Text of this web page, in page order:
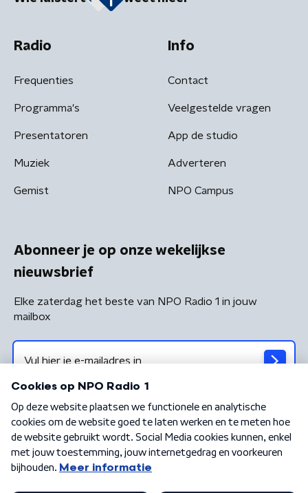
Radio
Frequenties
Programma's
Presentatoren
Muziek
Gemist
Info
Contact
Veelgestelde vragen
App de studio
Adverteren
NPO Campus
Abonneer je op onze wekelijkse
nieuwsbrief
Elke zaterdag het beste van NPO Radio 1 in jouw
mailbox
Algemene voorwaarden Privacybeleid